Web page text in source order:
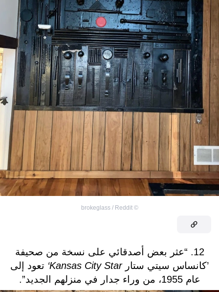
©
brokeglass / Reddit
12. “عثر بعض أصدقائي على نسخة من صحيفة
’كانساس سيتي ستارKansas City Star‘ تعود إلى
عام 1955، من وراء جدار في منزلهم الجديد”.